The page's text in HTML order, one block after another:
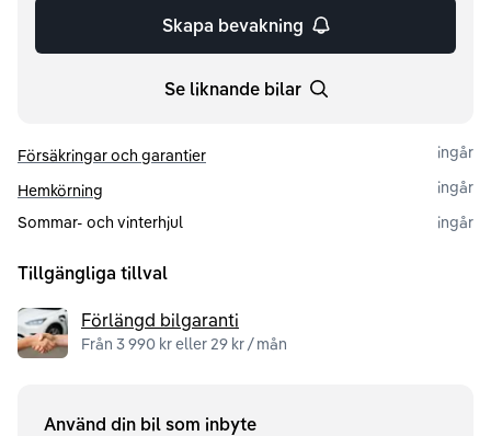
Skapa bevakning
Se liknande bilar
Försäkringar och garantier
ingår
Hemkörning
ingår
Sommar- och vinterhjul
ingår
Tillgängliga tillval
Förlängd bilgaranti
Från 3 990 kr eller 29 kr / mån
Använd din bil som inbyte